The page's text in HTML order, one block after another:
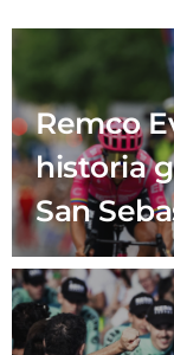
Remco
historia
San